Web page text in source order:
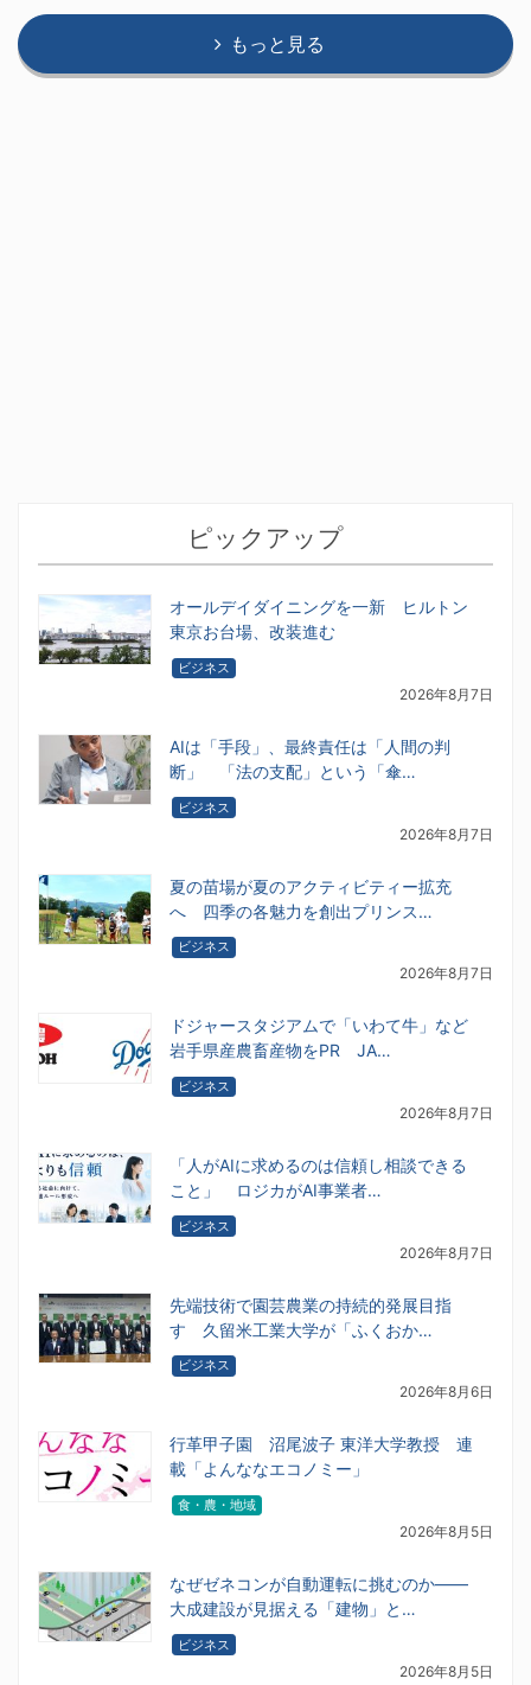
もっと見る
ピックアップ
オールデイダイニングを一新 ヒルトン
東京お台場、改装進む
ビジネス
2026年8月7日
AIは「手段」、最終責任は「人間の判
断」 「法の支配」という「傘…
ビジネス
2026年8月7日
夏の苗場が夏のアクティビティー拡充
へ 四季の各魅力を創出プリンス…
ビジネス
2026年8月7日
ドジャースタジアムで「いわて牛」など
岩手県産農畜産物をPR JA…
ビジネス
2026年8月7日
「人がAIに求めるのは信頼し相談できる
こと」 ロジカがAI事業者…
ビジネス
2026年8月7日
先端技術で園芸農業の持続的発展目指
す 久留米工業大学が「ふくおか…
ビジネス
2026年8月6日
行革甲子園 沼尾波子 東洋大学教授 連
載「よんななエコノミー」
食・農・地域
2026年8月5日
なぜゼネコンが自動運転に挑むのか――
大成建設が見据える「建物」と…
ビジネス
2026年8月5日